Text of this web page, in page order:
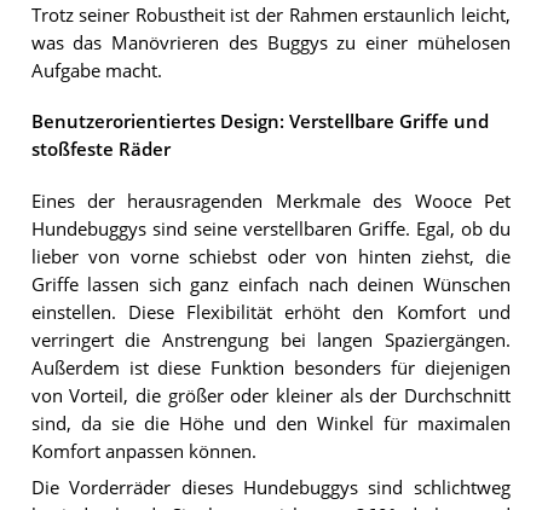
Trotz seiner Robustheit ist der Rahmen erstaunlich leicht,
was das Manövrieren des Buggys zu einer mühelosen
Aufgabe macht.
Benutzerorientiertes Design: Verstellbare Griffe und
stoßfeste Räder
Eines der herausragenden Merkmale des Wooce Pet
Hundebuggys sind seine verstellbaren Griffe. Egal, ob du
lieber von vorne schiebst oder von hinten ziehst, die
Griffe lassen sich ganz einfach nach deinen Wünschen
einstellen. Diese Flexibilität erhöht den Komfort und
verringert die Anstrengung bei langen Spaziergängen.
Außerdem ist diese Funktion besonders für diejenigen
von Vorteil, die größer oder kleiner als der Durchschnitt
sind, da sie die Höhe und den Winkel für maximalen
Komfort anpassen können.
Die Vorderräder dieses Hundebuggys sind schlichtweg